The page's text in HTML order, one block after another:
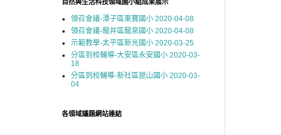
自然與生活科技領域國小組成果展示
領召會議-潭子區東寶國小 2020-04-08
領召會議-龍井區龍泉國小 2020-04-08
示範教學-太平區新光國小 2020-03-25
分區到校輔導-大安區永安國小 2020-03-
18
分區到校輔導-新社區崑山國小 2020-03-
04
各領域議題網站連結